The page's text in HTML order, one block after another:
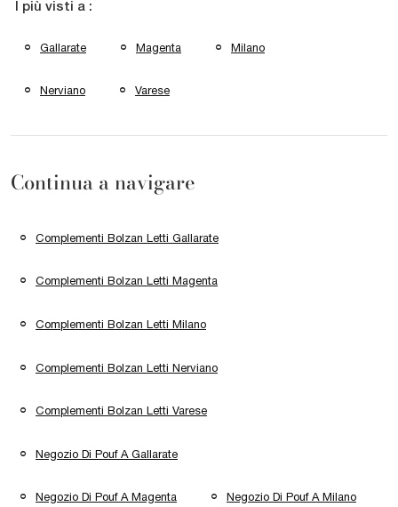
I più visti a :
Gallarate Magenta Milano
Nerviano Varese
Continua a navigare
Complementi Bolzan Letti Gallarate
Complementi Bolzan Letti Magenta
Complementi Bolzan Letti Milano
Complementi Bolzan Letti Nerviano
Complementi Bolzan Letti Varese
Negozio Di Pouf A Gallarate
Negozio Di Pouf A Magenta Negozio Di Pouf A Milano